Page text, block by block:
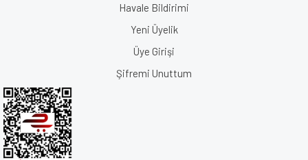
Havale Bildirimi
Yeni Üyelik
Üye Girişi
Şifremi Unuttum